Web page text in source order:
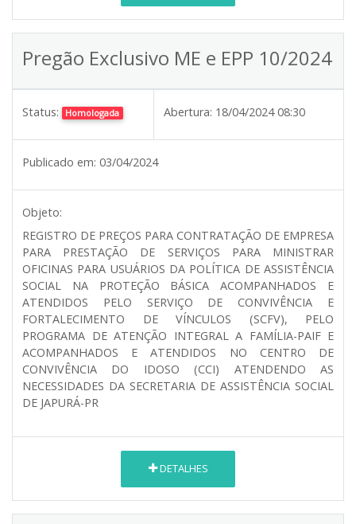
Pregão Exclusivo ME e EPP 10/2024
Status: Homologada Abertura: 18/04/2024 08:30
Publicado em: 03/04/2024
Objeto:
REGISTRO DE PREÇOS PARA CONTRATAÇÃO DE EMPRESA
PARA PRESTAÇÃO DE SERVIÇOS PARA MINISTRAR
OFICINAS PARA USUÁRIOS DA POLÍTICA DE ASSISTÊNCIA
SOCIAL NA PROTEÇÃO BÁSICA ACOMPANHADOS E
ATENDIDOS PELO SERVIÇO DE CONVIVÊNCIA E
FORTALECIMENTO DE VÍNCULOS (SCFV), PELO
PROGRAMA DE ATENÇÃO INTEGRAL A FAMÍLIA-PAIF E
ACOMPANHADOS E ATENDIDOS NO CENTRO DE
CONVIVÊNCIA DO IDOSO (CCI) ATENDENDO AS
NECESSIDADES DA SECRETARIA DE ASSISTÊNCIA SOCIAL
DE JAPURÁ-PR
DETALHES